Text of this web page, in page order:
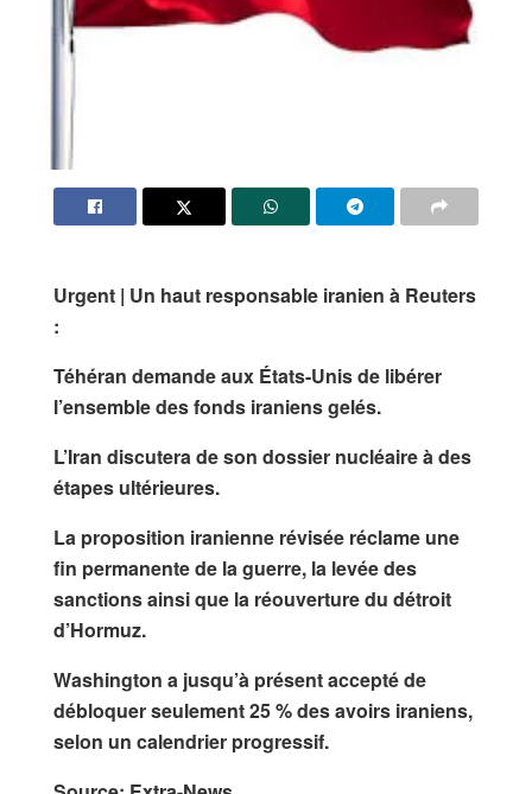
Urgent | Un haut responsable iranien à Reuters
:
Téhéran demande aux États-Unis de libérer
l’ensemble des fonds iraniens gelés.
L’Iran discutera de son dossier nucléaire à des
étapes ultérieures.
La proposition iranienne révisée réclame une
fin permanente de la guerre, la levée des
sanctions ainsi que la réouverture du détroit
d’Hormuz.
Washington a jusqu’à présent accepté de
débloquer seulement 25 % des avoirs iraniens,
selon un calendrier progressif.